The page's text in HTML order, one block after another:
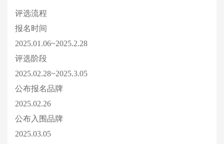
评选流程
报名时间
2025.01.06~2025.2.28
评选阶段
2025.02.28~2025.3.05
公布报名品牌
2025.02.26
公布入围品牌
2025.03.05